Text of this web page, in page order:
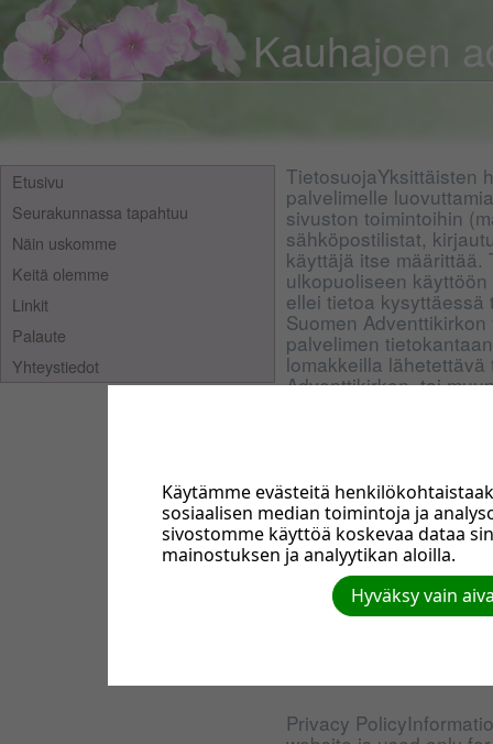
Kauhajoen
Etusivu
Seurakunnassa tapahtuu
Näin uskomme
Keitä olemme
Linkit
Palaute
Yhteystiedot
TietosuojaYksittäisten
palvelimelle
sivuston toimintoihin
sähköpostilistat,
käyttäjä itse
ulkopuoliseen
ellei tietoa
Suomen
palvelimen
lomakkeilla
Adventtikirkon, tai
käyttää a)
varsinkin sivustolle
julkaisevat b) omat
käytetä käyttäjän
upotetut c) kolmannen
käyttävät omia
ulkoasu- ja
Privacy
Käytämme evästeitä
sosiaalisen median toimintoja ja
sivostomme käyttöä koskevaa dataa
mainostuksen ja analyytikan aloilla.
Hyväksy vain